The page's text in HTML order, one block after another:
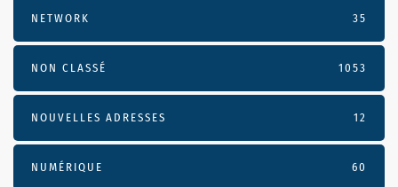
NETWORK 35
NON CLASSÉ 1053
NOUVELLES ADRESSES 12
NUMÉRIQUE 60